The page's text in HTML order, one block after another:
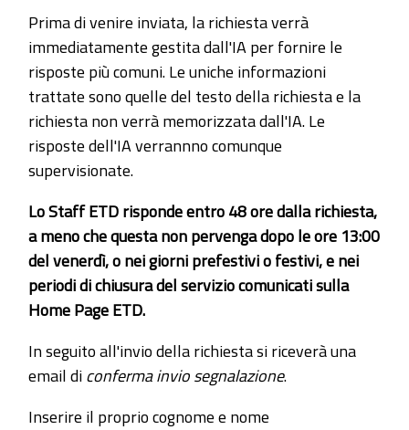
Prima di venire inviata, la richiesta verrà
immediatamente gestita dall'IA per fornire le
risposte più comuni. Le uniche informazioni
trattate sono quelle del testo della richiesta e la
richiesta non verrà memorizzata dall'IA. Le
risposte dell'IA verrannno comunque
supervisionate.
Lo Staff ETD risponde entro 48 ore dalla richiesta,
a meno che questa non pervenga dopo le ore 13:00
del venerdì, o nei giorni prefestivi o festivi, e nei
periodi di chiusura del servizio comunicati sulla
Home Page ETD.
In seguito all'invio della richiesta si riceverà una
email diconferma invio segnalazione.
Inserire il proprio cognome e nome